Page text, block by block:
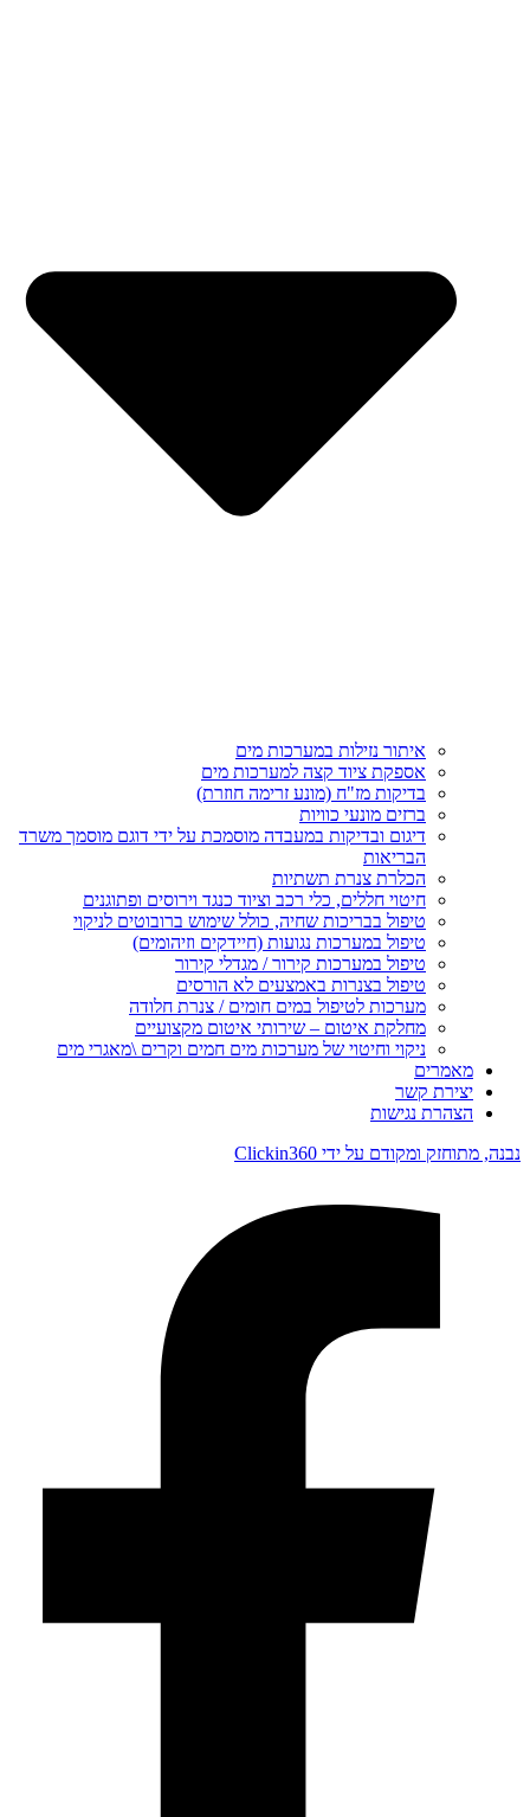
איתור נזילות במערכות מים
אספקת ציוד קצה למערכות מים
בדיקות מז"ח (מונע זרימה חוזרת)
ברזים מונעי כוויות
דיגום ובדיקות במעבדה מוסמכת על ידי דוגם מוסמך משרד
הבריאות
הכלרת צנרת תשתיות
חיטוי חללים, כלי רכב וציוד כנגד וירוסים ופתוגנים
טיפול בבריכות שחיה, כולל שימוש ברובוטים לניקוי
טיפול במערכות נגועות (חיידקים וזיהומים)
טיפול במערכות קירור / מגדלי קירור
טיפול בצנרות באמצעים לא הורסים
מערכות לטיפול במים חומים / צנרת חלודה
מחלקת איטום – שירותי איטום מקצועיים
ניקוי וחיטוי של מערכות מים חמים וקרים \מאגרי מים
מאמרים
יצירת קשר
הצהרת נגישות
נבנה, מתוחזק ומקודם על ידי Clickin360